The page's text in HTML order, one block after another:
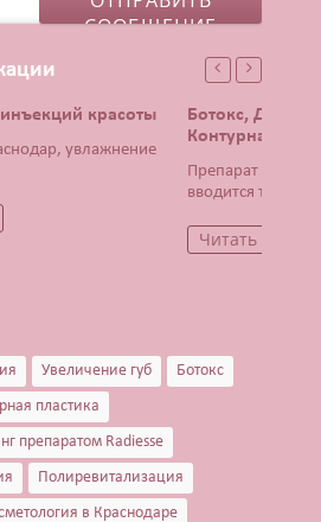
красоты
увлажнение
Ботокс,
Контурная
Препарат Ботокс
вводится тонча...
Читать Далее
Увеличение губ
Ботокс
пластика
препаратом Radiesse
Полиревитализация
в Краснодаре